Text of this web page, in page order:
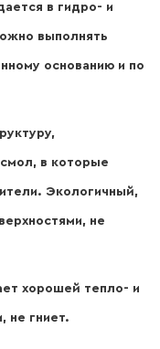
в гидро- и
выполнять
основанию и по
в которые
Экологичный,
не
хорошей тепло- и
не гниет.